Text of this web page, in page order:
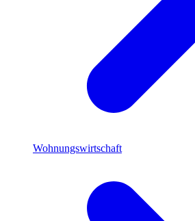
Wohnungswirtschaft